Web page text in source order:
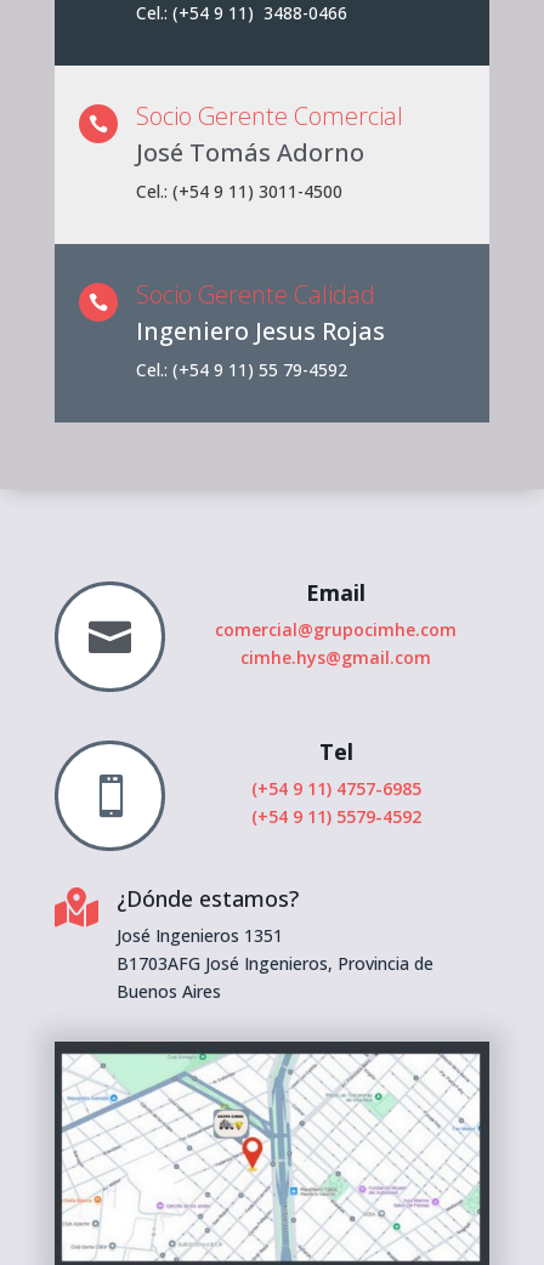
Cel.: (+54 9 11) 3488-0466

Socio Gerente Comercial
José Tomás Adorno
Cel.: (+54 9 11) 3011-4500

Socio Gerente Calidad
Ingeniero Jesus Rojas
Cel.: (+54 9 11) 55 79-4592

Email
comercial@grupocimhe.com
cimhe.hys@gmail.com

Tel
(+54 9 11) 4757-6985
(+54 9 11) 5579-4592
 ¿Dónde estamos?
José Ingenieros 1351
B1703AFG José Ingenieros, Provincia de
Buenos Aires